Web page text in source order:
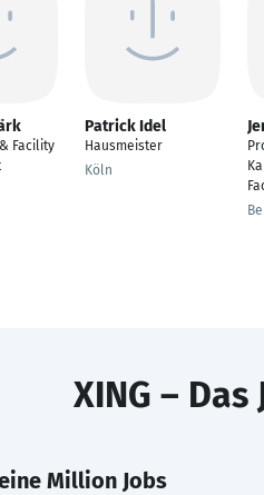
Facility
Patrick Idel
Hausmeister
Köln
XING –
Million Jobs